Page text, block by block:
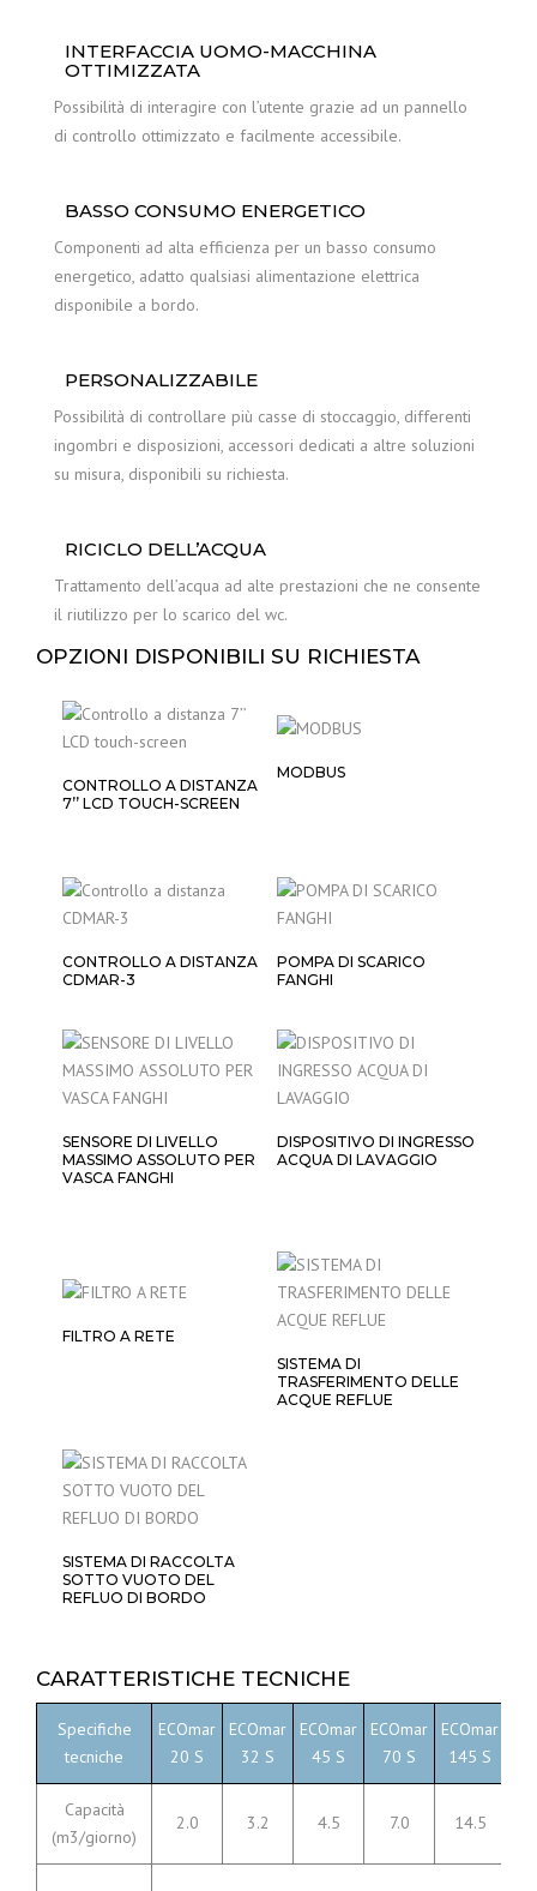
INTERFACCIA UOMO-MACCHINA
OTTIMIZZATA
Possibilità di interagire con l’utente grazie ad un pannello
di controllo ottimizzato e facilmente accessibile.
BASSO CONSUMO ENERGETICO
Componenti ad alta efficienza per un basso consumo
energetico, adatto qualsiasi alimentazione elettrica
disponibile a bordo.
PERSONALIZZABILE
Possibilità di controllare più casse di stoccaggio, differenti
ingombri e disposizioni, accessori dedicati a altre soluzioni
su misura, disponibili su richiesta.
RICICLO DELL’ACQUA
Trattamento dell’acqua ad alte prestazioni che ne consente
il riutilizzo per lo scarico del wc.
OPZIONI DISPONIBILI SU RICHIESTA
CONTROLLO A DISTANZA
7’’ LCD TOUCH-SCREEN
MODBUS
CONTROLLO A DISTANZA
CDMAR-3
POMPA DI SCARICO
FANGHI
SENSORE DI LIVELLO
MASSIMO ASSOLUTO PER
VASCA FANGHI
DISPOSITIVO DI INGRESSO
ACQUA DI LAVAGGIO
FILTRO A RETE
SISTEMA DI
TRASFERIMENTO DELLE
ACQUE REFLUE
SISTEMA DI RACCOLTA
SOTTO VUOTO DEL
REFLUO DI BORDO
CARATTERISTICHE TECNICHE
Specifiche
tecniche
ECOmar
20 S
ECOmar
32 S
ECOmar
45 S
ECOmar
70 S
ECOmar
145 S
Capacità
(m3/giorno)
2.0 3.2 4.5 7.0 14.5